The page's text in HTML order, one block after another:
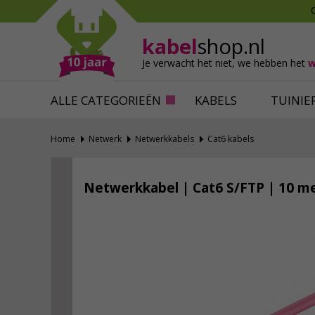
kabelshop.nl
Je verwacht het niet, we hebben het
ALLE CATEGORIEËN KABELS
Mollen verjagen
Slakken bestrijden
Katten verjagen
Alles tegen ongedierte
Ventilatie
Home Netwerk Netwerkkabels Cat6 kabels
Netwerkkabel | Cat6 S/FTP | 10